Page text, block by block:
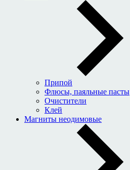
Припой
Флюсы, паяльные пасты
Очистители
Клей
Магниты неодимовые